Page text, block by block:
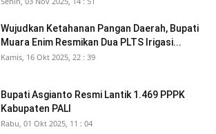
Wujudkan Ketahanan Pangan Daerah, Bupati
Muara Enim Resmikan Dua PLTS Irigasi...
Kamis, 16 Okt 2025, 22 : 39
Bupati Asgianto Resmi Lantik 1.469 PPPK
Kabupaten PALI
Rabu, 01 Okt 2025, 11 : 04